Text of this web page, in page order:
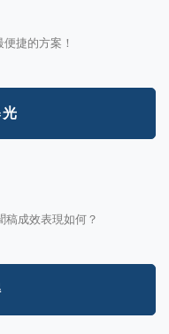
捷的方案！
成效表現如何？